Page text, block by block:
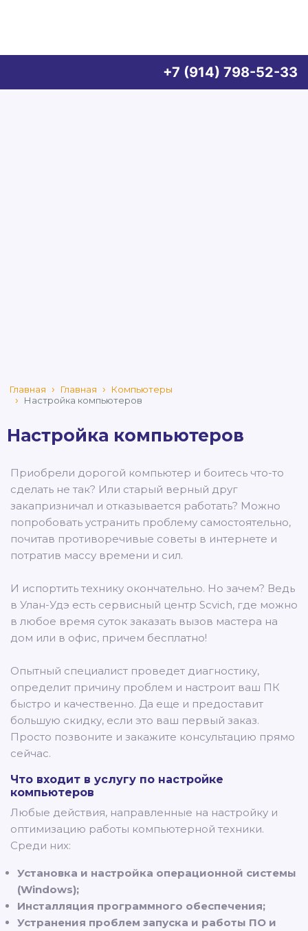
+7 (914) 798-52-33
Главная Главная
Компьютеры
Настройка компьютеров
Настройка компьютеров
Приобрели дорогой компьютер и боитесь что-то
сделать не так? Или старый верный друг
закапризничал и отказывается работать? Можно
попробовать устранить проблему самостоятельно,
почитав противоречивые советы в интернете и
потратив массу времени и сил.
И испортить технику окончательно. Но зачем? Ведь
в Улан-Удэ есть сервисный центр Scvich, где можно
в любое время суток заказать вызов мастера на
дом или в офис, причем бесплатно!
Опытный специалист проведет диагностику,
определит причину проблем и настроит ваш ПК
быстро и качественно. Да еще и предоставит
большую скидку, если это ваш первый заказ.
Просто позвоните и закажите консультацию прямо
сейчас.
Что входит в услугу по настройке
компьютеров
Любые действия, направленные на настройку и
оптимизацию работы компьютерной техники.
Среди них:
Установка и настройка операционной системы
(Windows);
Инсталляция программного обеспечения;
Устранения проблем запуска и работы ПО и